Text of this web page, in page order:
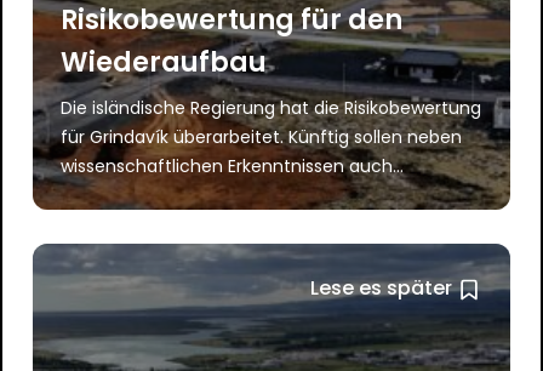
Risikobewertung für den
Wiederaufbau
Die isländische Regierung hat die Risikobewertung
für Grindavík überarbeitet. Künftig sollen neben
wissenschaftlichen Erkenntnissen auch...
Lese es später